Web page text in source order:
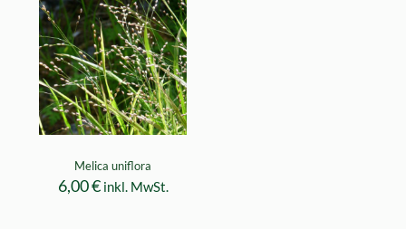
Melica uniflora
6,00€ inkl. MwSt.